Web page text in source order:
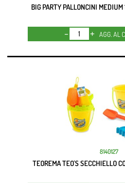
BIG PARTY PALLONCINI
Quantità
AGG. AL
8140127
TEOREMA TEO'S SECCHIELLO